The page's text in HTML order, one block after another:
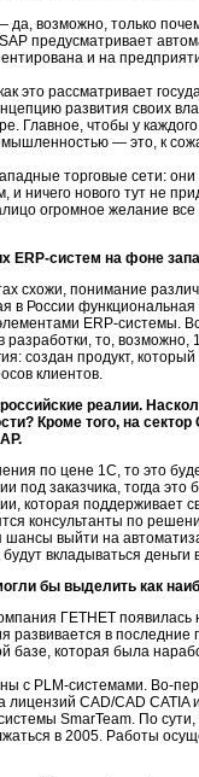
да, возможно, только
предусматривает
и на
рассматривает
развития своих
чтобы у
— это, к
торговые сети:
и ничего нового тут не
огромное желание
ERP-систем на фоне
схожи, понимание
в России
ERP-системы.
то, возможно,
создан продукт,
клиентов.
реалии.
Кроме того, на
по цене 1С, то это
под заказчика, тогда
которая поддерживает
консультанты по
выйти на
вкладываться
бы выделить как
ГЕТНЕТ
развивается в
базе, которая была
с PLM-системами. Во-
лицензий СAD/CAD CATIA
SmarTeam. По
в 2005. Работы